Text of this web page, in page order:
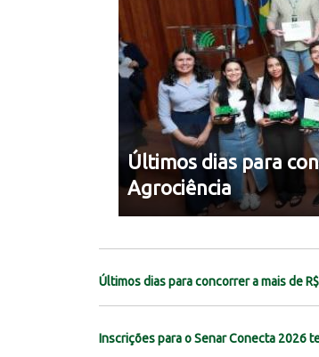
Últimos dias para
Agrociência
Últimos dias para concorrer a mais de
Inscrições para o Senar Conecta 2026